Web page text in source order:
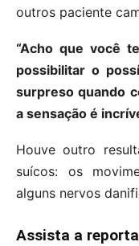
outros paciente
“Acho que você
possibilitar o
surpreso quando
a sensação é
Houve outro
suícos: os
alguns nervos
Assista a